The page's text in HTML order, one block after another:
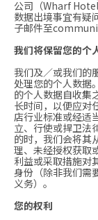
公司（Wharf
数据出境事宜有疑
子邮件至
我们将保留您的个
我们及／或我们的
处理您的个人数据
的个人数据自收集
长时间，以便应对
店行业标准或经适
立、行使或捍卫法
的时，我们会将其
理、未经授权获取
利益或采取措施对
身份（除非我们需
义务）。
您的权利